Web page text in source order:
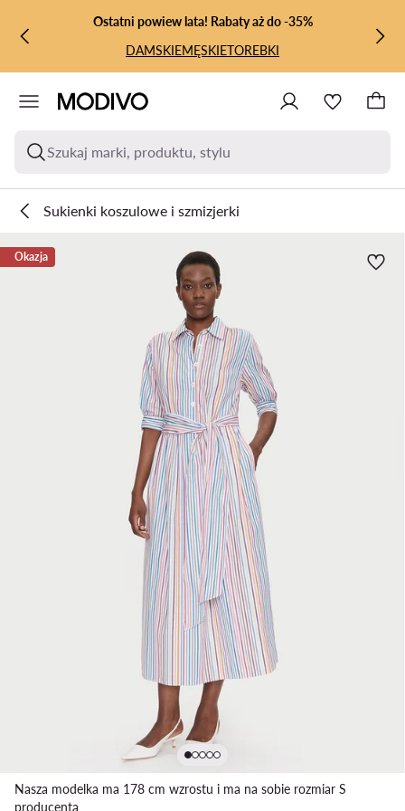
PRZEJDŹ DO GŁÓWNEJ ZAWARTOŚCI
PRZEJDŹ DO WYSZUKIWANIA
Ostatni powiew lata! Rabaty aż do -35%
DAMSKIEMĘSKIETOREBKI
Szukaj marki, produktu, stylu
Sukienki koszulowe i szmizjerki
Okazja
Nasza modelka ma 178 cm wzrostu i ma na sobie rozmiar S
producenta